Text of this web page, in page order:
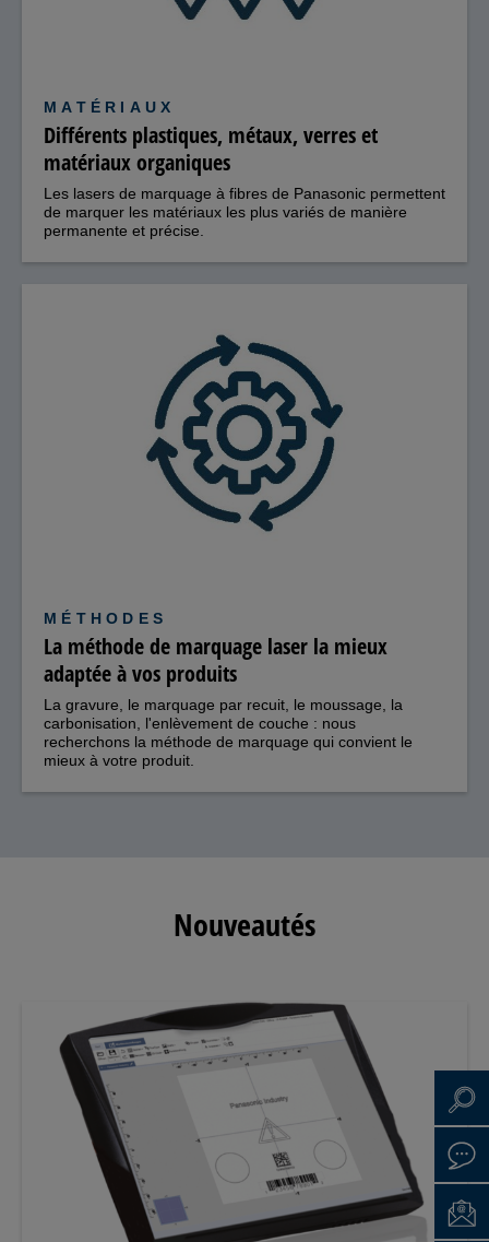
MATÉRIAUX
Différents plastiques, métaux, verres et
matériaux organiques
Les lasers de marquage à fibres de Panasonic permettent
de marquer les matériaux les plus variés de manière
permanente et précise.
MÉTHODES
La méthode de marquage laser la mieux
adaptée à vos produits
La gravure, le marquage par recuit, le moussage, la
carbonisation, l'enlèvement de couche : nous
recherchons la méthode de marquage qui convient le
mieux à votre produit.
Nouveautés